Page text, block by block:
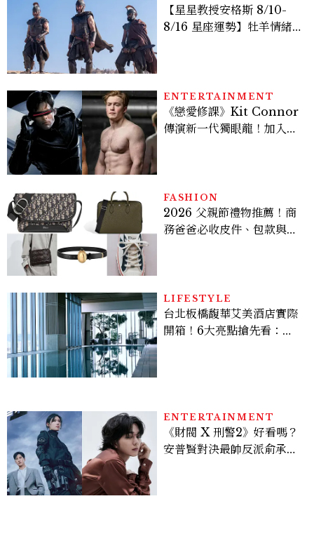
【星星教授安格斯 8/10-
8/16 星座運勢】牡羊情緒
ENTERTAINMENT
《戀愛修課》Kit Connor
傳演新一代獨眼龍！加入新
FASHION
2026 父親節禮物推薦！商
務爸爸必收皮件、包款與鞋
LIFESTYLE
台北板橋馥華艾美酒店實際
開箱！6大亮點搶先看：新
ENTERTAINMENT
《財閥 X 刑警2》好看嗎？
安普賢對決最帥反派俞承